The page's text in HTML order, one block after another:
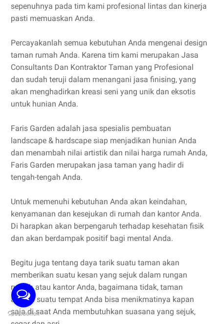
sepenuhnya pada tim kami profesional lintas dan kinerja
pasti memuaskan Anda.
Percayakanlah semua kebutuhan Anda mengenai design
taman rumah Anda. Karena tim kami merupakan Jasa
Consultants Dan Kontraktor Taman yang Profesional
dan sudah teruji dalam menangani jasa finising, yang
akan menghadirkan kreasi seni yang unik dan eksotis
untuk hunian Anda.
Faris Garden adalah jasa spesialis pembuatan
landscape & hardscape siap menjadikan hunian Anda
dan menambah nilai artistik dan nilai harga rumah Anda,
Faris Garden merupakan jasa taman yang hadir di
tengah-tengah Anda.
Untuk memenuhi kebutuhan Anda akan keindahan,
kenyamanan dan kesejukan di rumah dan kantor Anda.
Di harapkan akan berpengaruh terhadap kesehatan fisik
dan akan berdampak positif bagi mental Anda.
Begitu juga tentang daya tarik suatu taman akan
memberikan suatu kesan yang sejuk dalam rungan
rumah atau kantor Anda, bagaimana tidak, taman
adalah suatu tempat Anda bisa menikmatinya kapan
saja di saat Anda membutuhkan suasana yang sejuk,